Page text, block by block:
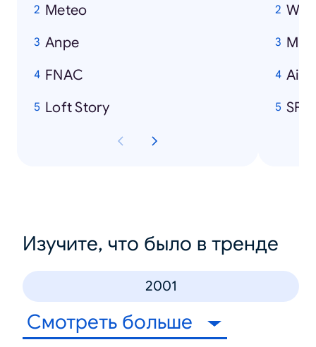
Meteo
Anpe
FNAC
Loft Story
Air
SFR
Изучите, что было в тренде
2001
Смотреть больше